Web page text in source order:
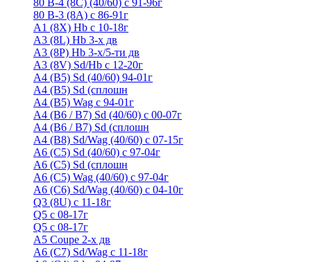
80 B-4 (8С) (40/60) с 91-96г
80 В-3 (8А) с 86-91г
A1 (8X) Hb с 10-18г
A3 (8L) Hb 3-х дв
A3 (8P) Hb 3-х/5-ти дв
A3 (8V) Sd/Hb c 12-20г
A4 (B5) Sd (40/60) 94-01г
A4 (B5) Sd (сплошн
A4 (B5) Wag с 94-01г
A4 (B6 / B7) Sd (40/60) с 00-07г
A4 (B6 / B7) Sd (сплошн
A4 (B8) Sd/Wag (40/60) с 07-15г
A6 (С5) Sd (40/60) с 97-04г
A6 (С5) Sd (сплошн
A6 (С5) Wag (40/60) с 97-04г
A6 (С6) Sd/Wag (40/60) c 04-10г
Q3 (8U) с 11-18г
Q5 с 08-17г
Q5 с 08-17г
А5 Coupe 2-х дв
А6 (C7) Sd/Wag с 11-18г